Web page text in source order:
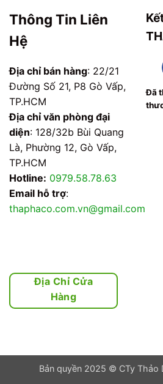
Thông Tin Liên
Hệ
Địa chỉ bán hàng: 22/21
Đường Số 21, P8 Gò Vấp,
TP.HCM
Địa chỉ văn phòng đại
diện: 128/32b Bùi Quang
Là, Phường 12, Gò Vấp,
TP.HCM
Hotline: 0979.58.78.63
Email hỗ trợ:
thaphaco.com.vn@gmail.com
Đã
Địa Chỉ Cửa
Hàng
Bản quyền 2025 © CTy Thảo